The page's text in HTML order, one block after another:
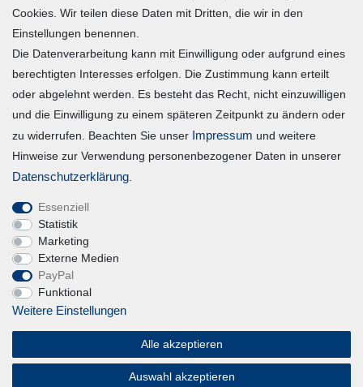
Mein Konto
Registrieren
Login
Vertrag widerrufen
Unternehmen
Blog
Datenschutzerklärung
Erklärung zur Barrierefreiheit
AGB
Impressum
Magic Feel
© Copyright 2026 | Alle Rechte vorbehalten.
Cookies. Wir teilen diese Daten mit Dritten, die wir in den
Einstellungen benennen.
Die Datenverarbeitung kann mit Einwilligung oder aufgrund eines
berechtigten Interesses erfolgen. Die Zustimmung kann erteilt
oder abgelehnt werden. Es besteht das Recht, nicht einzuwilligen
und die Einwilligung zu einem späteren Zeitpunkt zu ändern oder
zu widerrufen. Beachten Sie unser Impressum und weitere
Hinweise zur Verwendung personenbezogener Daten in unserer
Daten­schutz­erklärung
Essenziell
Statistik
Marketing
Externe Medien
PayPal
Funktional
Weitere Einstellungen
Alle akzeptieren
Auswahl akzeptieren